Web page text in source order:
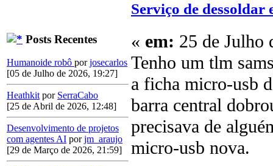
Posts Recentes
Humanoide robô porjosecarlos
[05 de Julho de 2026, 19:27]
Heathkit por SerraCabo
[25 de Abril de 2026, 12:48]
Desenvolvimento de projetos
com agentes AI porjm_araujo
[29 de Março de 2026, 21:59]
Serviço de
« em: 25 de Julho
Tenho um tlm
a ficha micro-usb
barra central
precisava de
micro-usb nova.